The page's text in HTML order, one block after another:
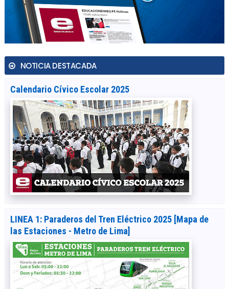
NOTICIA DESTACADA
Calendario Cívico Escolar 2025
LINEA 1: Paraderos del Tren Eléctrico 2025 [Mapa de
las Estaciones - Metro de Lima]